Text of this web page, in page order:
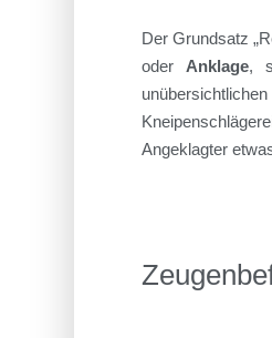
Der Grundsatz
oder Anklage,
Angeklagter